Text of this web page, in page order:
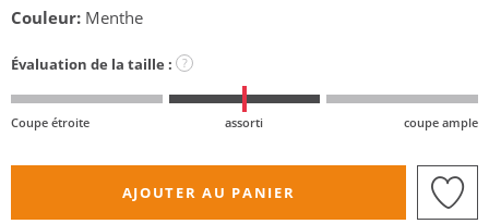
Couleur: Menthe
Évaluation de la taille : ?
Coupe étroite assorti coupe ample
AJOUTER AU PANIER